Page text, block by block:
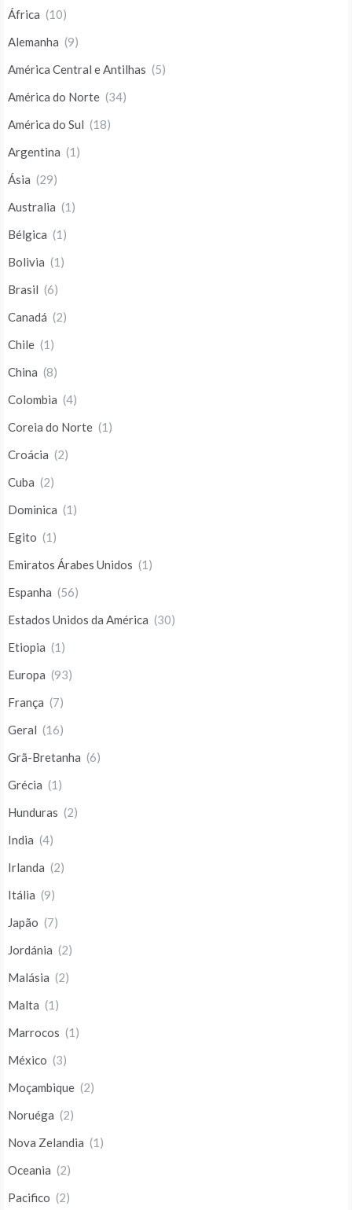
África (10)
Alemanha (9)
América Central e Antilhas (5)
América do Norte (34)
América do Sul (18)
Argentina (1)
Ásia (29)
Australia (1)
Bélgica (1)
Bolivia (1)
Brasil (6)
Canadá (2)
Chile (1)
China (8)
Colombia (4)
Coreia do Norte (1)
Croácia (2)
Cuba (2)
Dominica (1)
Egito (1)
Emiratos Árabes Unidos (1)
Espanha (56)
Estados Unidos da América (30)
Etiopia (1)
Europa (93)
França (7)
Geral (16)
Grã-Bretanha (6)
Grécia (1)
Hunduras (2)
India (4)
Irlanda (2)
Itália (9)
Japão (7)
Jordánia (2)
Malásia (2)
Malta (1)
Marrocos (1)
México (3)
Moçambique (2)
Noruéga (2)
Nova Zelandia (1)
Oceania (2)
Pacifico (2)